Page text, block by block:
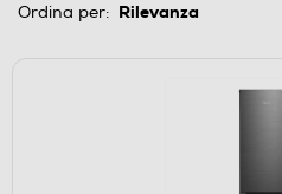
Ordina per: